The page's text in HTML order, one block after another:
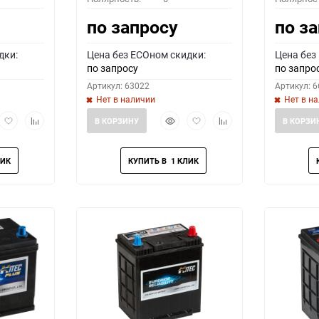
Добавить
по запросу
Цена без ECOном скидки:
по запросу
Артикул: 63022
Нет в наличии
БыстрыйДобавить
избранное
Добавить
В КОРЗИНУ
по
Цена
по
Артикул:
Нет в
В